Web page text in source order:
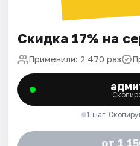
Скидка 17% на
Применили: 2 470 раз
1 шаг.
от 1